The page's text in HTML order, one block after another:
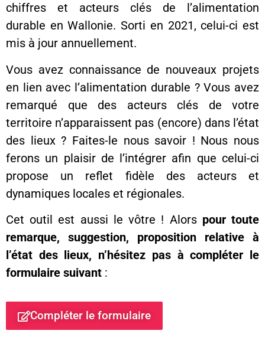
chiffres et acteurs clés de l’alimentation
durable en Wallonie. Sorti en 2021, celui-ci est
mis à jour annuellement.
Vous avez connaissance de nouveaux projets
en lien avec l’alimentation durable ? Vous avez
remarqué que des acteurs clés de votre
territoire n’apparaissent pas (encore) dans l’état
des lieux ? Faites-le nous savoir ! Nous nous
ferons un plaisir de l’intégrer afin que celui-ci
propose un reflet fidèle des acteurs et
dynamiques locales et régionales.
Cet outil est aussi le vôtre ! Alors pour toute
remarque, suggestion, proposition relative à
l’état des lieux, n’hésitez pas à compléter le
formulaire suivant :
Compléter le formulaire